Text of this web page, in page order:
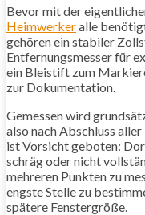
Bevor mit der
Heimwerkeralle
gehören ein stabiler
Entfernungsmesser für
ein Bleistift zum
zur Dokumentation.
Gemessen wird
also nach Abschluss
ist Vorsicht geboten:
schräg oder nicht
mehreren Punkten zu
engste Stelle zu
spätere Fenstergröße.